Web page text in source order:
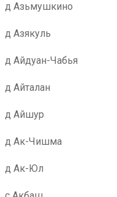
д Азьмушкино
д Азякуль
д Айдуан-Чабья
д Айталан
д Айшур
д Ак-Чишма
д Ак-Юл